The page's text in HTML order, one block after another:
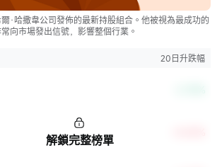
·哈撒韋公司發佈的最新持股組合。他被視為最成功的
向市場發出信號，影響整個行業。
20日升跌幅
解鎖完整榜單